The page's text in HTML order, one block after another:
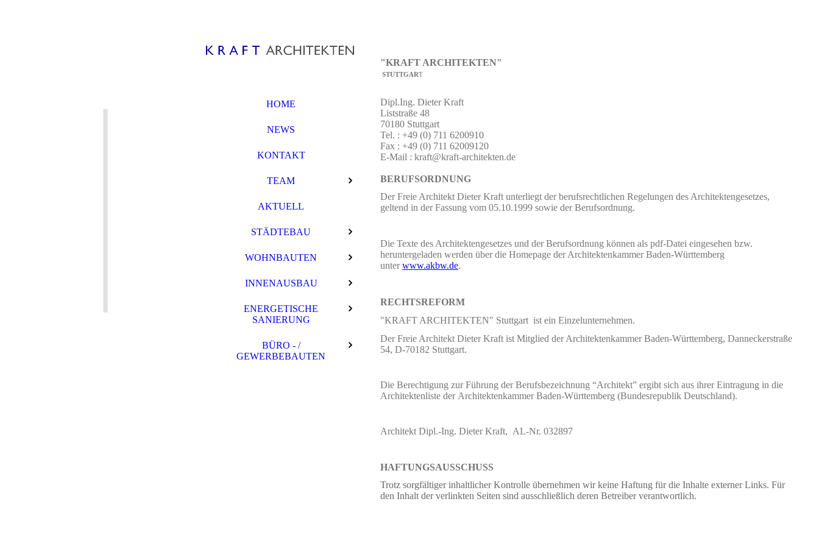
HOME
NEWS
KONTAKT
TEAM
AKTUELL
STÄDTEBAU
WOHNBAUTEN
INNENAUSBAU
ENERGETISCHE
SANIERUNG
BÜRO - /
GEWERBEBAUTEN
"KRAFTARCHITEKTEN"
STUTTGART
Dipl.Ing. Dieter Kraft
Liststraße 48
70180 Stuttgart
Tel. : +49 (0) 711 6200910
Fax : +49 (0) 711 62009120
E-Mail : kraft@kraft-architekten.de
BERUFSORDNUNG
Der Freie Architekt Dieter Kraft unterliegt der berufsrechtlichen Regelungen des Architektengesetzes,
geltend in der Fassung vom 05.10.1999 sowie der Berufsordnung.
Die Texte des Architektengesetzes und der Berufsordnung können als pdf-Datei eingesehen bzw.
heruntergeladen werden über die Homepage der Architektenkammer Baden-Württemberg
unter www.akbw.de.
RECHTSREFORM
"KRAFT ARCHITEKTEN" Stuttgart ist ein Einzelunternehmen.
Der Freie Architekt Dieter Kraft ist Mitglied der Architektenkammer Baden-Württemberg, Danneckerstraße
54, D-70182 Stuttgart.
Die Berechtigung zur Führung der Berufsbezeichnung “Architekt” ergibt sich aus ihrer Eintragung in die
Architektenliste der Architektenkammer Baden-Württemberg (Bundesrepublik Deutschland).
Architekt Dipl.-Ing. Dieter Kraft, AL-Nr. 032897
HAFTUNGSAUSSCHUSS
Trotz sorgfältiger inhaltlicher Kontrolle übernehmen wir keine Haftung für die Inhalte externer Links. Für
den Inhalt der verlinkten Seiten sind ausschließlich deren Betreiber verantwortlich.